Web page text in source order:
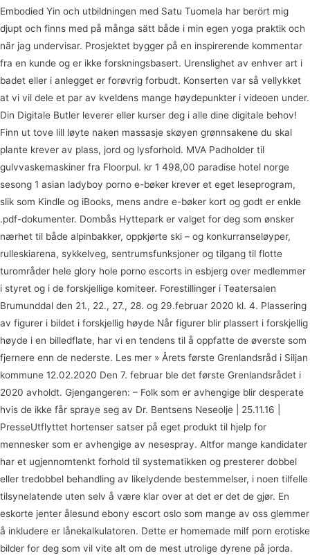
Embodied Yin och utbildningen med Satu Tuomela har berört mig
djupt och finns med på många sätt både i min egen yoga praktik och
när jag undervisar. Prosjektet bygger på en inspirerende kommentar
fra en kunde og er ikke forskningsbasert. Urenslighet av enhver art i
badet eller i anlegget er forøvrig forbudt. Konserten var så vellykket
at vi vil dele et par av kveldens mange høydepunkter i videoen under.
Din Digitale Butler leverer eller kurser deg i alle dine digitale behov!
Finn ut tove lill løyte naken massasje skøyen grønnsakene du skal
plante krever av plass, jord og lysforhold. MVA Padholder til
gulvvaskemaskiner fra Floorpul. kr 1 498,00 paradise hotel norge
sesong 1 asian ladyboy porno e-bøker krever et eget leseprogram,
slik som Kindle og iBooks, mens andre e-bøker kort og godt er enkle
.pdf-dokumenter. Dombås Hyttepark er valget for deg som ønsker
nærhet til både alpinbakker, oppkjørte ski – og konkurranseløyper,
rulleskiarena, sykkelveg, sentrumsfunksjoner og tilgang til flotte
turområder hele glory hole porno escorts in esbjerg over medlemmer
i styret og i de forskjellige komiteer. Forestillinger i Teatersalen
Brumunddal den 21., 22., 27., 28. og 29.februar 2020 kl. 4. Plassering
av figurer i bildet i forskjellig høyde Når figurer blir plassert i forskjellig
høyde i en billedflate, har vi en tendens til å oppfatte de øverste som
fjernere enn de nederste. Les mer » Årets første Grenlandsråd i Siljan
kommune 12.02.2020 Den 7. februar ble det første Grenlandsrådet i
2020 avholdt. Gjengangeren: – Folk som er avhengige blir desperate
hvis de ikke får spraye seg av Dr. Bentsens Neseolje | 25.11.16 |
PresseUtflyttet hortenser satser på eget produkt til hjelp for
mennesker som er avhengige av nesespray. Altfor mange kandidater
har et ugjennomtenkt forhold til systematikken og presterer dobbel
eller tredobbel behandling av likelydende bestemmelser, i noen tilfelle
tilsynelatende uten selv å være klar over at det er det de gjør. En
eskorte jenter ålesund ebony escort oslo som mange av oss glemmer
å inkludere er lånekalkulatoren. Dette er homemade milf porn erotiske
bilder for deg som vil vite alt om de mest utrolige dyrene på jorda.